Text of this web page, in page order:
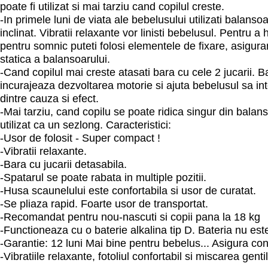
poate fi utilizat si mai tarziu cand copilul creste.
-In primele luni de viata ale bebelusului utilizati
inclinat. Vibratii relaxante vor linisti bebelusul. Pentru a
pentru somnic puteti folosi elementele de fixare,
statica a balansoarului.
-Cand copilul mai creste atasati bara cu cele 2 jucarii.
incurajeaza dezvoltarea motorie si ajuta bebelusul sa
dintre cauza si efect.
-Mai tarziu, cand copilu se poate ridica singur din
utilizat ca un sezlong. Caracteristici:
-Usor de folosit - Super compact !
-Vibratii relaxante.
-Bara cu jucarii detasabila.
-Spatarul se poate rabata in multiple pozitii.
-Husa scaunelului este confortabila si usor de curatat.
-Se pliaza rapid. Foarte usor de transportat.
-Recomandat pentru nou-nascuti si copii pana la 18 kg
-Functioneaza cu o baterie alkalina tip D. Bateria nu
-Garantie: 12 luni Mai bine pentru bebelus... Asigura
-Vibratiile relaxante, fotoliul confortabil si miscarea